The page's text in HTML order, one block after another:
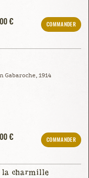
€
COMMANDER
Gabaroche, 1914
€
COMMANDER
la charmille